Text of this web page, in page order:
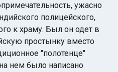
ужасно
полицейского,
к храму. Был он одет в
простынку вместо
"полотенце"
нем было написано